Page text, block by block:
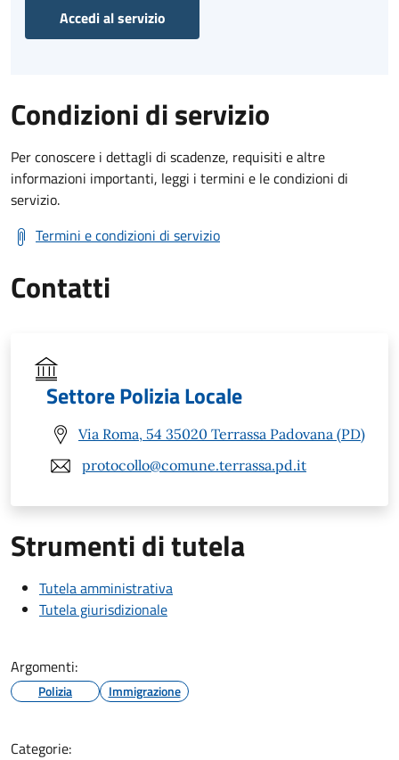
Accedi al servizio
Condizioni di servizio
Per conoscere i dettagli di scadenze, requisiti e altre
informazioni importanti, leggi i termini e le condizioni di
servizio.
Termini e condizioni di servizio
Contatti
Settore Polizia Locale
Via Roma, 54 35020 Terrassa Padovana (PD)
protocollo@comune.terrassa.pd.it
Strumenti di tutela
Tutela amministrativa
Tutela giurisdizionale
Argomenti:
Polizia Immigrazione
Categorie: